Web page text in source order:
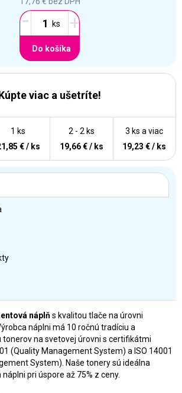
- +
Do košíka
viac a ušetríte!
3 ks a viac
19,23 € / ks
2 - 2 ks
19,66 € / ks
1 ks
€ / ks
náplňs kvalitou tlače na úrovni
náplni má 10 ročnú tradíciu a
tonerov na svetovej úrovni s certifikátmi
(Quality Management System) a ISO 14001
System). Naše tonery sú ideálna
pri úspore až 75% z ceny.